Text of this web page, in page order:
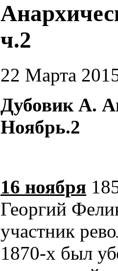
ч.2
22 Марта
Дубовик А.
Ноябрь.2
16 ноября
Георгий
участник
1870-х был